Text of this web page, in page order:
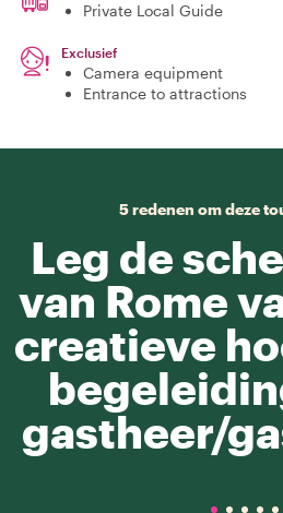
Private Local Guide
Exclusief
Camera equipment
Entrance to attractions
5 redenen om deze
Leg de
van Rome
creatieve
gastheer/